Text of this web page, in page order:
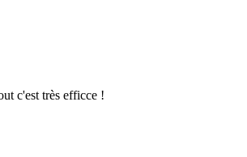
c'est très efficce !